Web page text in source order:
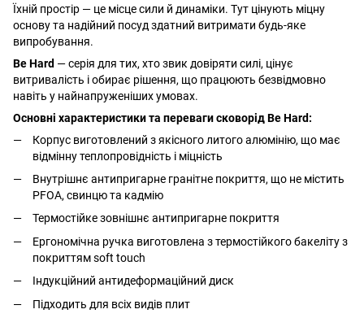
Їхній простір — це місце сили й динаміки. Тут цінують міцну
основу та надійний посуд здатний витримати будь-яке
випробування.
Be Hard — серія для тих, хто звик довіряти силі, цінує
витривалість і обирає рішення, що працюють безвідмовно
навіть у найнапруженіших умовах.
Основні характеристики та переваги сковорід Be Hard:
Корпус виготовлений з якісного литого алюмінію, що має
відмінну теплопровідність і міцність
Внутрішнє антипригарне гранітне покриття, що не містить
PFOA, свинцю та кадмію
Термостійке зовнішнє антипригарне покриття
Ергономічна ручка виготовлена з термостійкого бакеліту з
покриттям soft touch
Індукційний антидеформаційний диск
Підходить для всіх видів плит